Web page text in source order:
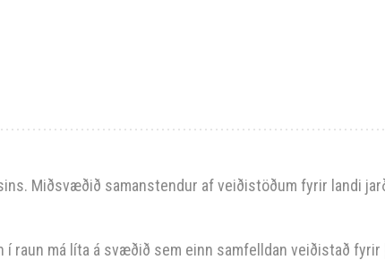
Miðsvæðið samanstendur af veiðistöðum fyrir landi
í raun má líta á svæðið sem einn samfelldan veiðistað